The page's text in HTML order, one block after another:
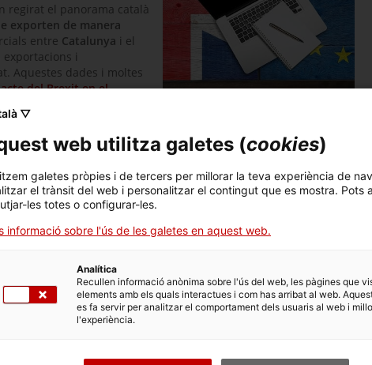
regirat el panorama català
exporten de manera
entre Catalunya i el
exportacions i
Aquestes dades i moltes
del Brexit en el
.PDF)
Catalunya i el
el 2023 han recuperat nivells previs alBrexiti se situen un
No obstant això, lesimportacions procedents del Regne Unit
perdut tres posicions en el rànquing dels principals socis
més afectades han estat les de
vehicles pel transport de
altra banda, les vendes catalanes de medicaments, articles
i melmelades, entre d’altres, també han quedat reduïdes
Regne Unit
▽
web utilitza galetes (cookies)
galetes pròpies i de tercers per millorar la teva experiència de
el trànsit del web i personalitzar el contingut que es mostra. Pots
les totes o configurar-les.
informació sobre l'ús de les galetes en aquest web.
Analítica
Recullen informació anònima sobre l'ús del web, les pàgines que
elements amb els quals interactues i com has arribat al web.
es fa servir per analitzar el comportament dels usuaris al web i
l'experiència.